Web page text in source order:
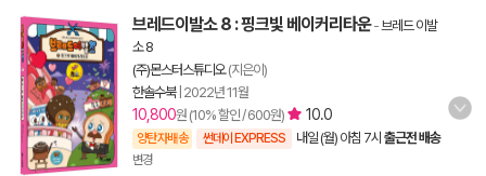
브레드이발소 8 : 핑크빛 베이커리타운-브레드 이발
소 8
(주)몬스터스튜디오(지은이)
한솔수북| 2022년 11월
10,800원 (10% 할인 / 600원) 10.0
양탄자배송 썬데이 EXPRESS 내일 (월) 아침 7시 출근전 배송
변경